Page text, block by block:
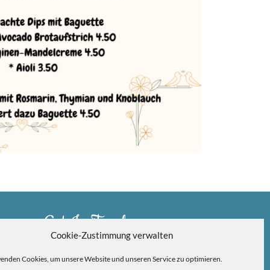
Cookie-Zustimmung verwalten
Cookies, um unsere Website und unseren Service zu optimieren.
Get In Touch
Via Carlo Montù 78